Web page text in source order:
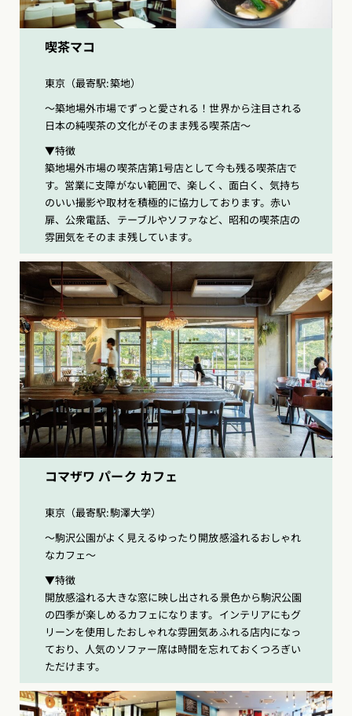
喫茶マコ
東京（最寄駅:築地）
〜築地場外市場でずっと愛される！世界から注目される
日本の純喫茶の文化がそのまま残る喫茶店〜
▼特徴
築地場外市場の喫茶店第1号店として今も残る喫茶店で
す。営業に支障がない範囲で、楽しく、面白く、気持ち
のいい撮影や取材を積極的に協力しております。赤い
扉、公衆電話、テーブルやソファなど、昭和の喫茶店の
雰囲気をそのまま残しています。
コマザワ パーク カフェ
東京（最寄駅:駒澤大学）
〜駒沢公園がよく見えるゆったり開放感溢れるおしゃれ
なカフェ〜
▼特徴
開放感溢れる大きな窓に映し出される景色から駒沢公園
の四季が楽しめるカフェになります。インテリアにもグ
リーンを使用したおしゃれな雰囲気あふれる店内になっ
ており、人気のソファー席は時間を忘れておくつろぎい
ただけます。